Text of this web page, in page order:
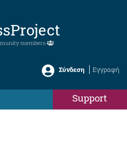
members
Σύνδεση Εγγραφή
Support